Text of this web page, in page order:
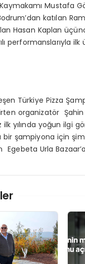
Mustafa
katılan
Hasan Kaplan
performanslarıyla
Türkiye Pizza
organizatör Şahin
yılında yoğun ilgi
bir şampiyona için
Urla